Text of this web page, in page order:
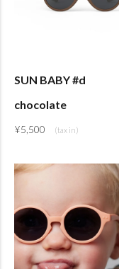
SUN BABY #d
chocolate
¥5,500